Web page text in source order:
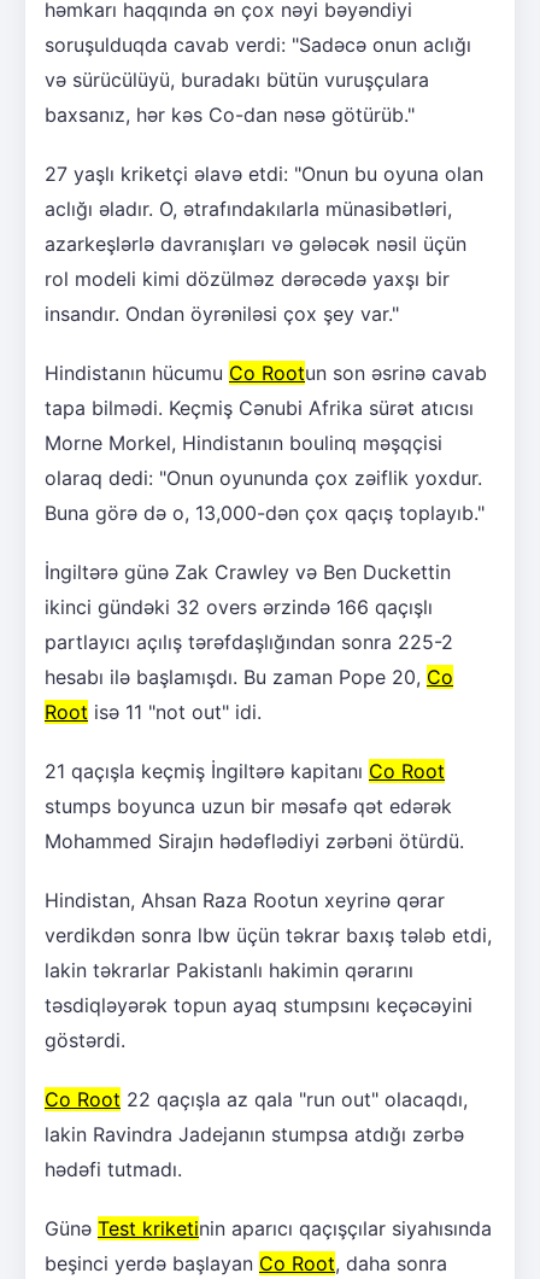
həmkarı haqqında ən çox nəyi bəyəndiyi
soruşulduqda cavab verdi: "Sadəcə onun aclığı
və sürücülüyü, buradakı bütün vuruşçulara
baxsanız, hər kəs Co-dan nəsə götürüb."
27 yaşlı kriketçi əlavə etdi: "Onun bu oyuna olan
aclığı əladır. O, ətrafındakılarla münasibətləri,
azarkeşlərlə davranışları və gələcək nəsil üçün
rol modeli kimi dözülməz dərəcədə yaxşı bir
insandır. Ondan öyrəniləsi çox şey var."
Hindistanın hücumu Co Rootun son əsrinə cavab
tapa bilmədi. Keçmiş Cənubi Afrika sürət atıcısı
Morne Morkel, Hindistanın boulinq məşqçisi
olaraq dedi: "Onun oyununda çox zəiflik yoxdur.
Buna görə də o, 13,000-dən çox qaçış toplayıb."
İngiltərə günə Zak Crawley və Ben Duckettin
ikinci gündəki 32 overs ərzində 166 qaçışlı
partlayıcı açılış tərəfdaşlığından sonra 225-2
hesabı ilə başlamışdı. Bu zaman Pope 20, Co
Root isə 11 "not out" idi.
21 qaçışla keçmiş İngiltərə kapitanı Co Root
stumps boyunca uzun bir məsafə qət edərək
Mohammed Sirajın hədəflədiyi zərbəni ötürdü.
Hindistan, Ahsan Raza Rootun xeyrinə qərar
verdikdən sonra lbw üçün təkrar baxış tələb etdi,
lakin təkrarlar Pakistanlı hakimin qərarını
təsdiqləyərək topun ayaq stumpsını keçəcəyini
göstərdi.
Co Root 22 qaçışla az qala "run out" olacaqdı,
lakin Ravindra Jadejanın stumpsa atdığı zərbə
hədəfi tutmadı.
Günə Test kriketinin aparıcı qaçışçılar siyahısında
beşinci yerdə başlayan Co Root, daha sonra